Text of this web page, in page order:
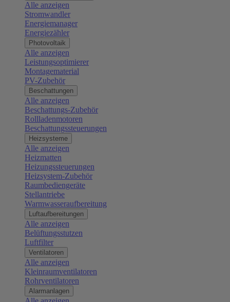
Alle anzeigen
Stromwandler
Energiemanager
Energiezähler
Photovoltaik
Alle anzeigen
Leistungsoptimierer
Montagematerial
PV-Zubehör
Beschattungen
Alle anzeigen
Beschattungs-Zubehör
Rollladenmotoren
Beschattungssteuerungen
Heizsysteme
Alle anzeigen
Heizmatten
Heizungssteuerungen
Heizsystem-Zubehör
Raumbediengeräte
Stellantriebe
Warmwasseraufbereitung
Luftaufbereitungen
Alle anzeigen
Belüftungsstutzen
Luftfilter
Ventilatoren
Alle anzeigen
Kleinraumventilatoren
Rohrventilatoren
Alarmanlagen